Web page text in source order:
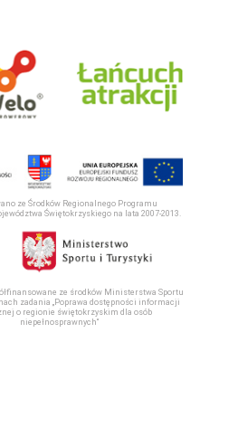
ze Środków Regionalnego Programu
Świętokrzyskiego na lata 2007-2013.
ze środków Ministerstwa Sportu
zadania „Poprawa dostępności informacji
o regionie świętokrzyskim dla osób
niepełnosprawnych“